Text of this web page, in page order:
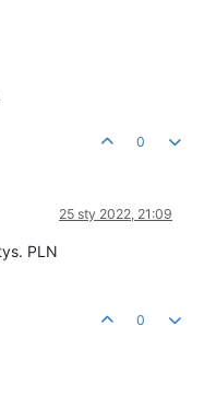
0
25 sty 2022, 21:09
PLN
0